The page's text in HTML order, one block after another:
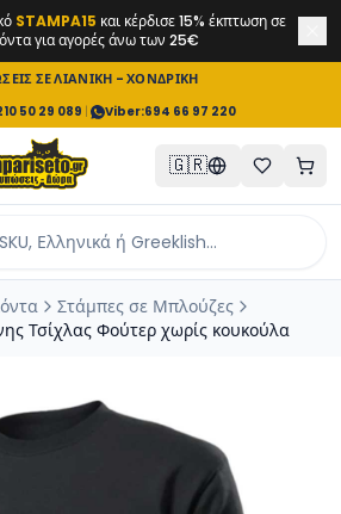
STAMPA15 και κέρδισε 15% έκπτωση σε
για αγορές άνω των 25€
ΣΕ ΛΙΑΝΙΚΗ - ΧΟΝΔΡΙΚΗ
50 29 089 | Viber:694 66 97 220
🇬🇷
Στάμπες σε Μπλούζες
Τσίχλας Φούτερ χωρίς κουκούλα